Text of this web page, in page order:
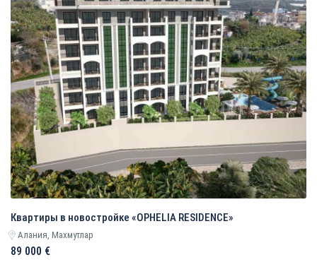
Квартиры в новостройке «OPHELIA RESIDENCE»
Алания, Махмутлар
89 000 €